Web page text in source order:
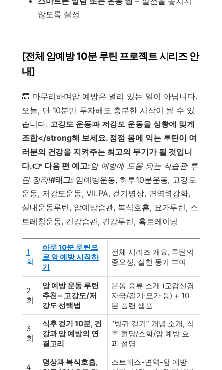
않도록 설정
[전체 암예방 10분 루틴 프로젝트 시리즈 안
내]
🔚 마무리하며암 예방은 멀리 있는 일이 아닙니다.
오늘, 단 10분만 투자해도 충분한 시작이 될 수 있
습니다. 고강도 운동과 저강도 운동을 상황에 맞게
조합</strong해 보세요. 점점 몸에 익는 루틴이 여
러분의 건강을 지켜주는 최고의 무기가 될 것입니
다.👉 다음 편 예고: 암 예방에 도움 되는 식습관 루
틴 정리!#태그: 암예방운동, 하루10분운동, 고강도
운동, 저강도운동, VILPA, 걷기명상, 면역력강화,
실내운동루틴, 암예방습관, 복식호흡, 요가루틴, 스
트레칭운동, 건강습관, 건강루틴, 홈트레이닝
1
회
하루 10분 루틴으
로 암 예방 시작하
기
전체 시리즈 개요, 루틴의
중요성, 실천 동기 부여
2
회
암 예방 운동 루틴
추천 – 고강도/저
강도 선택법
운동 종류 소개 (교감신경
자극/걷기·요가 등) + 10
분 플랜 샘플
3
회
식후 걷기 10분, 건
강과 암 예방의 연
결고리
“방귀 걷기” 개념 소개, 식
후 혈당/소화/암 예방 효
과 설명
4
명상과 복식호흡,
스트레스-면역-암 예방